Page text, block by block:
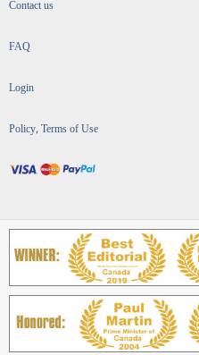
Contact us
FAQ
Login
Policy, Terms of Use